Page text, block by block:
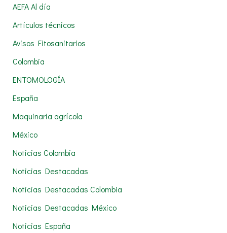
r
p
o
r
:
AEFA Al día
Artículos técnicos
Avisos Fitosanitarios
Colombia
ENTOMOLOGÍA
España
Maquinaria agrícola
México
Noticias Colombia
Noticias Destacadas
Noticias Destacadas Colombia
Noticias Destacadas México
Noticias España